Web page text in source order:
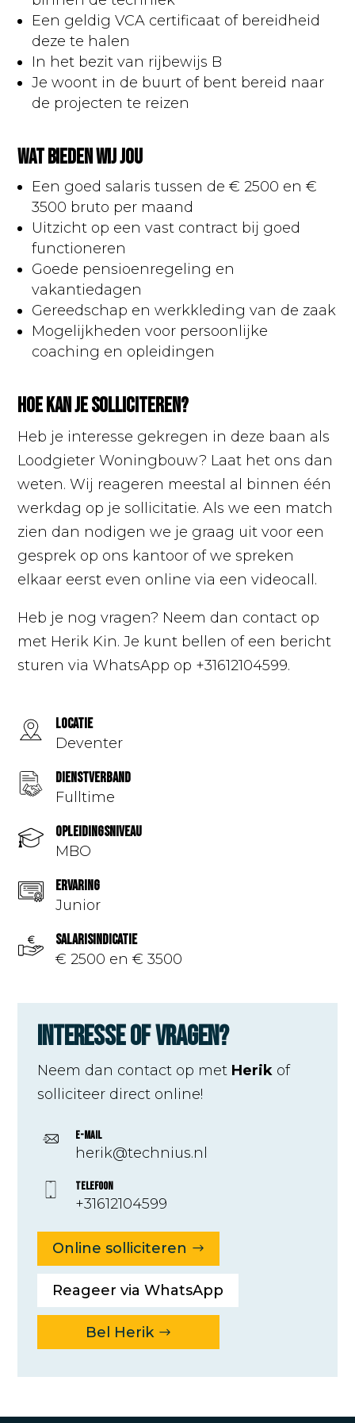
Een geldig VCA certificaat of bereidheid
deze te halen
In het bezit van rijbewijs B
Je woont in de buurt of bent bereid naar
de projecten te reizen
Wat bieden wij jou
Een goed salaris tussen de € 2500 en €
3500 bruto per maand
Uitzicht op een vast contract bij goed
functioneren
Goede pensioenregeling en
vakantiedagen
Gereedschap en werkkleding van de zaak
Mogelijkheden voor persoonlijke
coaching en opleidingen
Hoe kan je solliciteren?
Heb je interesse gekregen in deze baan als
Loodgieter Woningbouw? Laat het ons dan
weten. Wij reageren meestal al binnen één
werkdag op je sollicitatie. Als we een match
zien dan nodigen we je graag uit voor een
gesprek op ons kantoor of we spreken
elkaar eerst even online via een videocall.
Heb je nog vragen? Neem dan contact op
met Herik Kin. Je kunt bellen of een bericht
sturen via WhatsApp op +31612104599.
Locatie
Deventer
Dienstverband
Fulltime
Opleidingsniveau
MBO
Ervaring
Junior
Salarisindicatie
€ 2500 en € 3500
Interesse of vragen?
Neem dan contact op met Herik of
solliciteer direct online!
E-mail
herik@technius.nl
Telefoon
+31612104599
Online solliciteren
Reageer via WhatsApp
Bel Herik